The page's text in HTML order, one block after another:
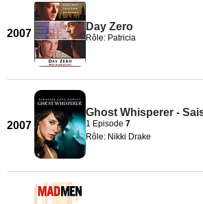
2007
Day Zero
Rôle: Patricia
2007
Ghost Whisperer -
1 Episode 7
Rôle: Nikki Drake